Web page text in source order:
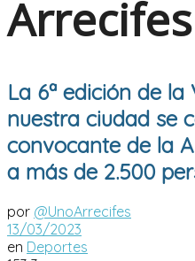
Arrecifes
La 6ª edición de
nuestra ciudad se
convocante de la
a más de 2.500
por @UnoArrecifes
13/03/2023
en Deportes